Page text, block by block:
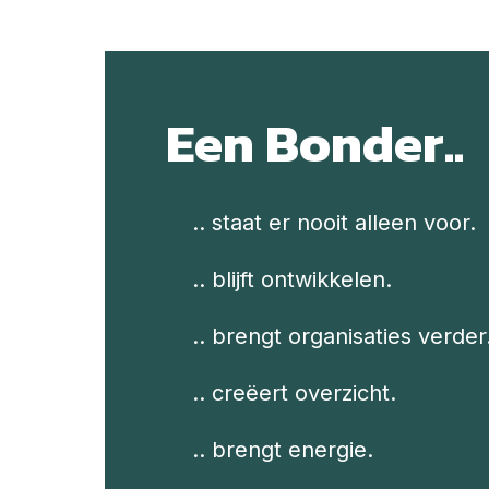
Een Bonder..
.. staat er nooit alleen voor.
.. blijft ontwikkelen.
.. brengt organisaties
.. creëert overzicht.
.. brengt energie.